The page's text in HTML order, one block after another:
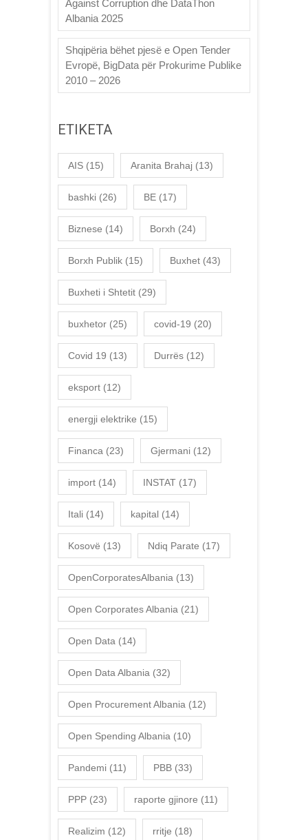
Against Corruption dhe DataThon
Albania 2025
Shqipëria bëhet pjesë e Open Tender
Evropë, BigData për Prokurime Publike
2010 – 2026
ETIKETA
AIS (15) Aranita Brahaj (13)
bashki (26) BE (17)
Biznese (14) Borxh (24)
Borxh Publik (15) Buxhet (43)
Buxheti i Shtetit (29)
buxhetor (25) covid-19 (20)
Covid 19 (13) Durrës (12)
eksport (12)
energji elektrike (15)
Financa (23) Gjermani (12)
import (14) INSTAT (17)
Itali (14) kapital (14)
Kosovë (13) Ndiq Parate (17)
OpenCorporatesAlbania (13)
Open Corporates Albania (21)
Open Data (14)
Open Data Albania (32)
Open Procurement Albania (12)
Open Spending Albania (10)
Pandemi (11) PBB (33)
PPP (23) raporte gjinore (11)
Realizim (12) rritje (18)